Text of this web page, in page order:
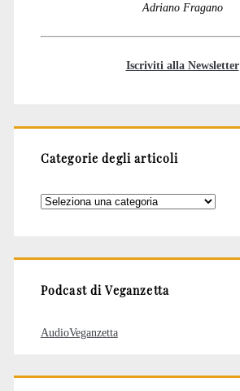
Adriano Fragano
Iscriviti alla Newsletter
Categorie degli articoli
Categorie
Podcast di Veganzetta
AudioVeganzetta